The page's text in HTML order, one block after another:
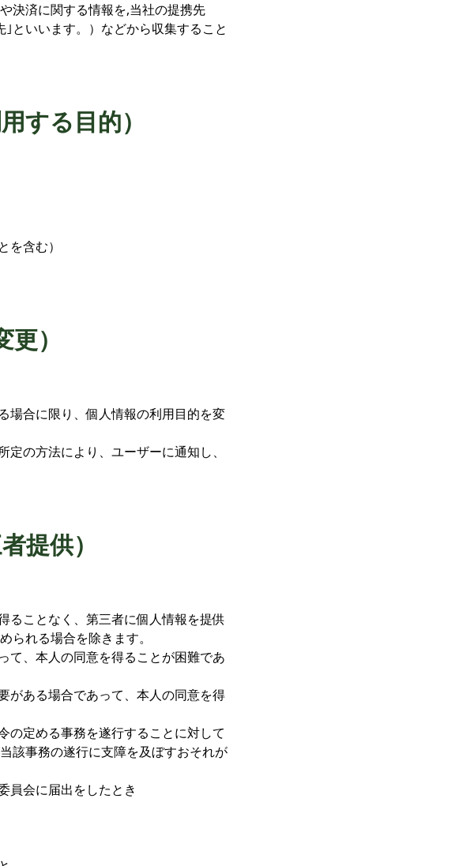
決済に関する情報を,当社の提携先
といいます。）などから収集すること
する目的）
含む）
）
場合に限り、個人情報の利用目的を変
の方法により、ユーザーに通知し、
提供）
ることなく、第三者に個人情報を提供
られる場合を除きます。
て、本人の同意を得ることが困難であ
がある場合であって、本人の同意を得
の定める事務を遂行することに対して
該事務の遂行に支障を及ぼすおそれが
員会に届出をしたとき